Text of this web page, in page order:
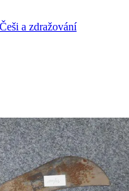
a zdražování